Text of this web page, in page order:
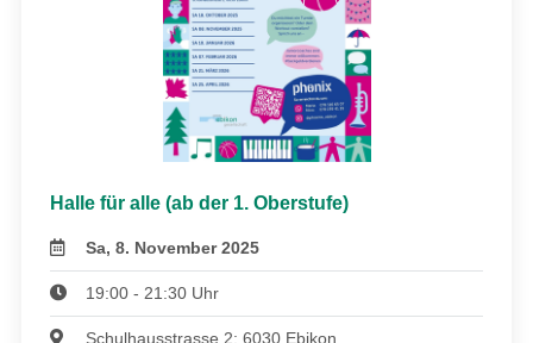
Halle für alle (ab der 1. Oberstufe)
Sa, 8. November 2025
19:00 - 21:30 Uhr
Schulhausstrasse 2; 6030 Ebikon